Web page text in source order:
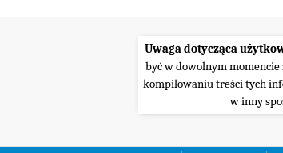
Uwaga dotycząca
być w dowolnym
kompilowaniu treści tych
w inny